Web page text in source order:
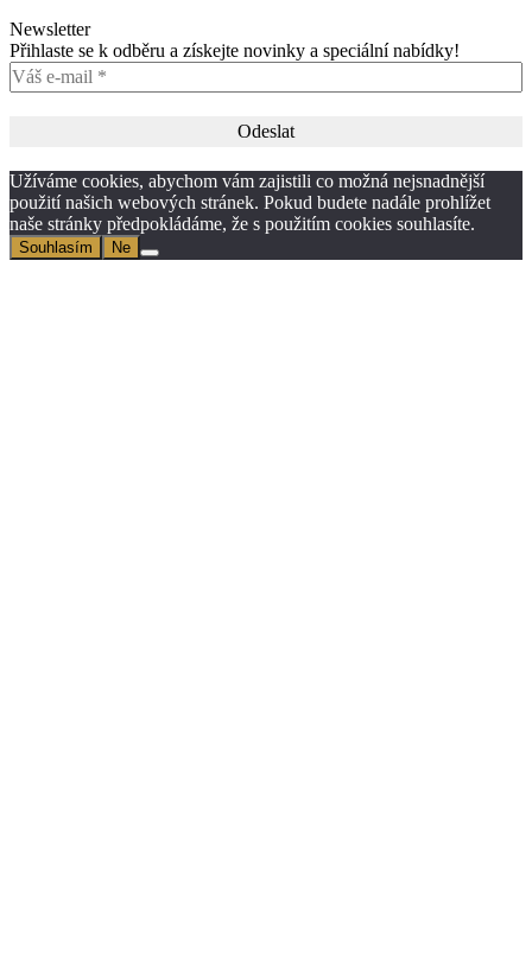
Newsletter
Přihlaste se k odběru a získejte novinky a speciální nabídky!
Užíváme cookies, abychom vám zajistili co možná nejsnadnější
použití našich webových stránek. Pokud budete nadále prohlížet
naše stránky předpokládáme, že s použitím cookies souhlasíte.
Souhlasím Ne